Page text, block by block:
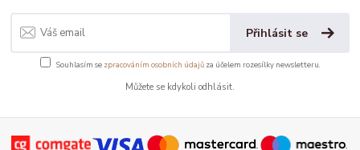
Přihlásit se
Souhlasím se zpracováním osobních údajůza účelem rozesílky newsletteru.
Můžete se kdykoli odhlásit.